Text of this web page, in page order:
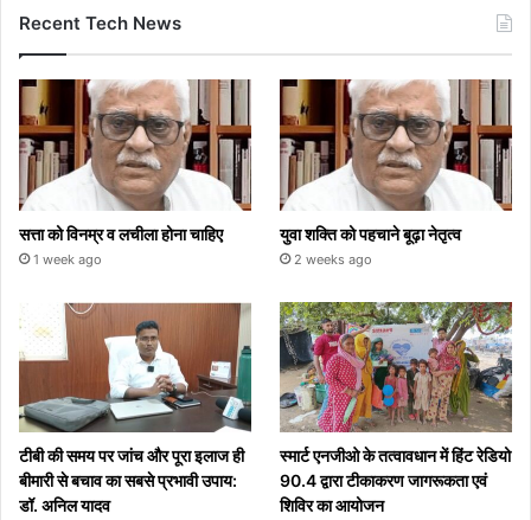
Recent Tech News
सत्ता को विनम्र व लचीला होना चाहिए
1 week ago
युवा शक्ति को पहचाने बूढ़ा नेतृत्व
2 weeks ago
टीबी की समय पर जांच और पूरा इलाज ही
बीमारी से बचाव का सबसे प्रभावी उपाय:
डॉ. अनिल यादव
स्मार्ट एनजीओ के तत्वावधान में हिंट रेडियो
90.4 द्वारा टीकाकरण जागरूकता एवं
शिविर का आयोजन